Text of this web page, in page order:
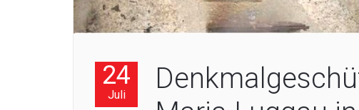
24
Juli